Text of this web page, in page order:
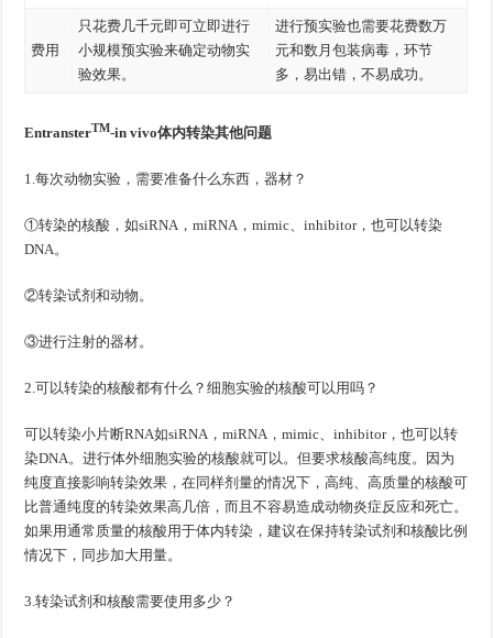
费用
只花费几千元即可立即进行
小规模预实验来确定动物实
验效果。
进行预实验也需要花费数万
元和数月包装病毒，环节
多，易出错，不易成功。
EntransterTM-in vivo体内转染其他问题
1.每次动物实验，需要准备什么东西，器材？
①转染的核酸，如siRNA，miRNA，mimic、inhibitor，也可以转染
DNA。
②转染试剂和动物。
③进行注射的器材。
2.可以转染的核酸都有什么？细胞实验的核酸可以用吗？
可以转染小片断RNA如siRNA，miRNA，mimic、inhibitor，也可以转
染DNA。进行体外细胞实验的核酸就可以。但要求核酸高纯度。因为
纯度直接影响转染效果，在同样剂量的情况下，高纯、高质量的核酸可
比普通纯度的转染效果高几倍，而且不容易造成动物炎症反应和死亡。
如果用通常质量的核酸用于体内转染，建议在保持转染试剂和核酸比例
情况下，同步加大用量。
3.转染试剂和核酸需要使用多少？